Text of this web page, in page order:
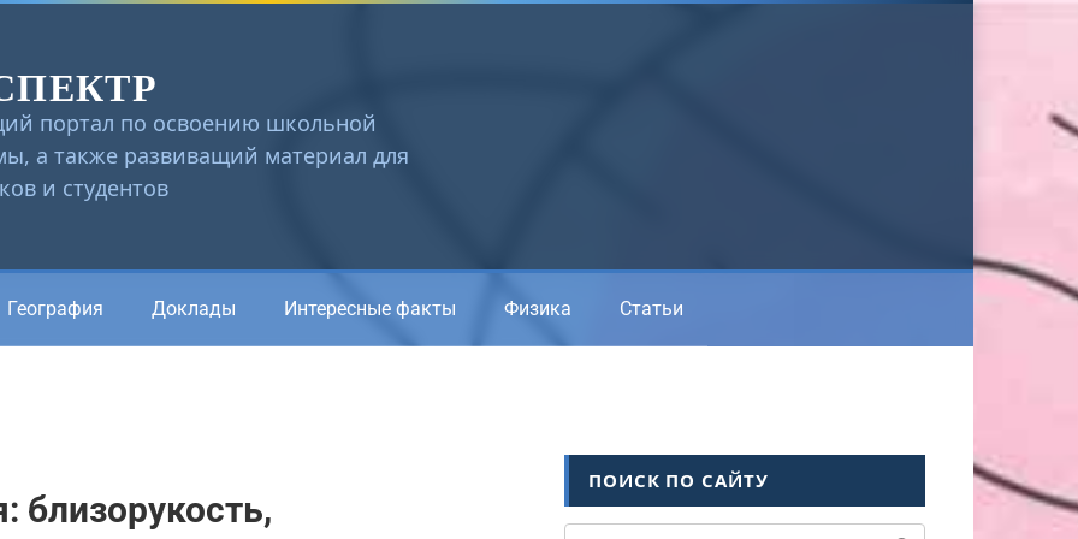
портал по освоению школьной
а также развиващий материал для
и студентов
География Доклады Интересные факты Физика Статьи
близорукость,
ПОИСК ПО САЙТУ